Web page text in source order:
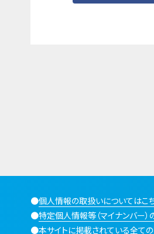
●個人情報の取扱いについてはこち
●特定個人情報等（マイナンバー）
●本サイトに掲載されている全ての